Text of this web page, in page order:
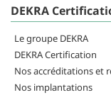
DEKRA
Le groupe DEKRA
DEKRA Certification
Nos accréditations et
Nos implantations